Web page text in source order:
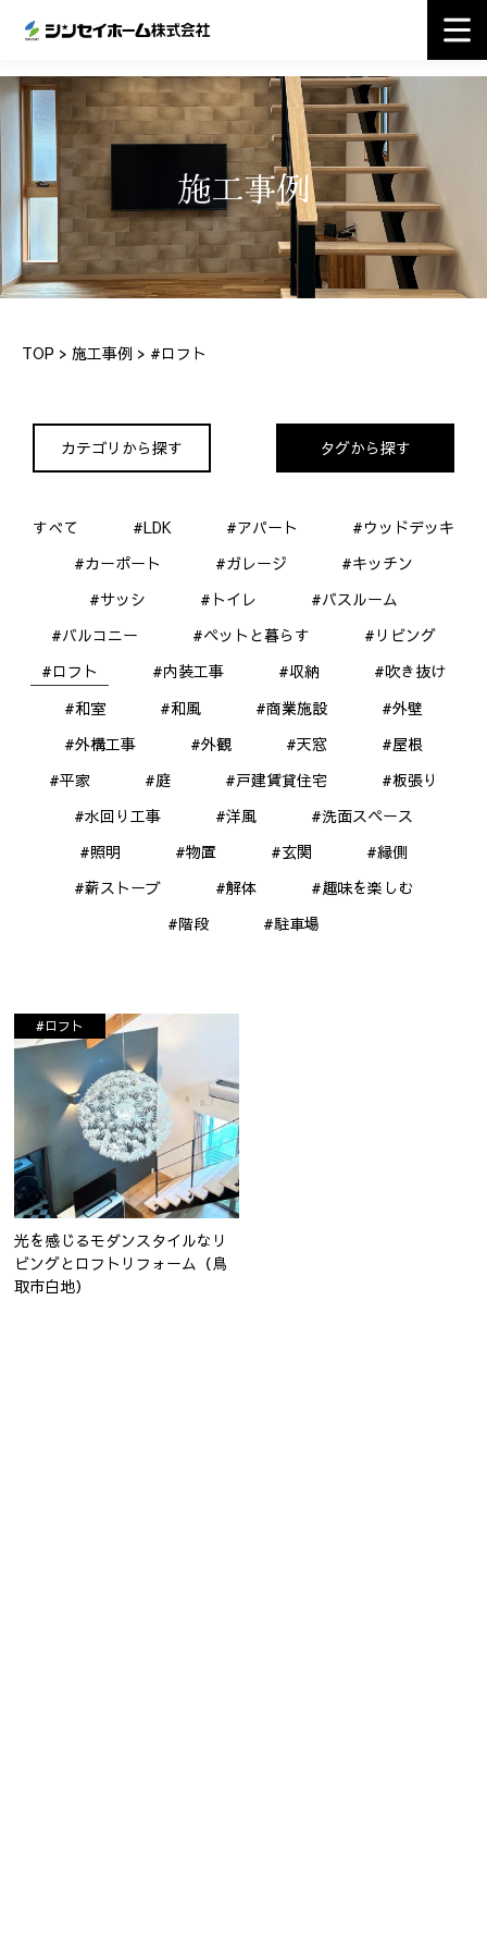
施工事例
TOP > 施工事例 > #ロフト
カテゴリから探す タグから探す
すべて #LDK #アパート
#ウッドデッキ
#カーポート
#ガレージ
#キッチン
#サッシ
#トイレ
#バスルーム
#バルコニー
#ペットと暮らす
#リビング
#ロフト
#内装工事 #収納
#吹き抜け
#和室
#和風 #商業施設
#外壁
#外構工事
#外観 #天窓
#屋根
#平家
#庭 #戸建賃貸住宅
#板張り
#水回り工事
#洋風
#洗面スペース
#照明
#物置 #玄関
#縁側
#薪ストーブ
#解体
#趣味を楽しむ
#階段
#駐車場
光を感じるモダンスタイルなリ
ビングとロフトリフォーム（鳥
取市白地）
#ロフト